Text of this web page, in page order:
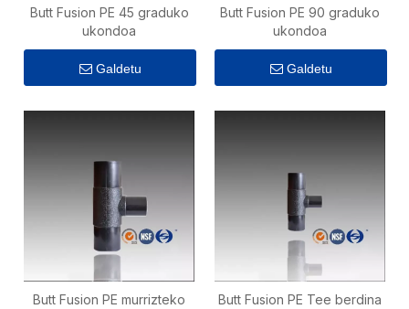
Butt Fusion PE 45 graduko
ukondoa
Galdetu
Butt Fusion PE 90 graduko
ukondoa
Galdetu
Butt Fusion PE murrizteko
Butt Fusion PE Tee berdina